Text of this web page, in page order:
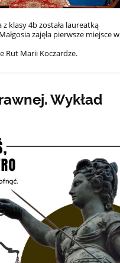
klasy 4b została laureatką
zajęła pierwsze miejsce w
Rut Marii Koczardze.
Wykład